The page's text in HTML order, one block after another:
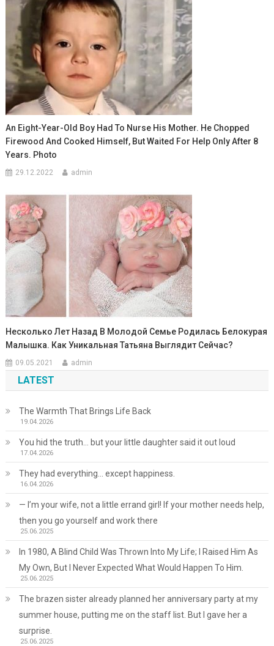
An Eight-Year-Old Boy Had To Nurse His Mother. He Chopped
Firewood And Cooked Himself, But Waited For Help Only After 8
Years. Photo
29.12.2022 admin
Несколько Лет Назад В Молодой Семье Родилась Белокурая
Малышка. Как Уникальная Татьяна Выглядит Сейчас?
09.05.2021 admin
LATEST
The Warmth That Brings Life Back
19.04.2026
You hid the truth… but your little daughter said it out loud
17.04.2026
They had everything… except happiness.
16.04.2026
— I’m your wife, not a little errand girl! If your mother needs help,
then you go yourself and work there
25.06.2025
In 1980, A Blind Child Was Thrown Into My Life; I Raised Him As
My Own, But I Never Expected What Would Happen To Him.
25.06.2025
The brazen sister already planned her anniversary party at my
summer house, putting me on the staff list. But I gave her a
surprise.
25.06.2025